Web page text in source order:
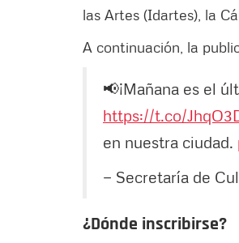
las Artes (Idartes), la
A continuación, la
📢¡Mañana es el
https://t.co/
en nuestra ciudad.
— Secretaría de
¿Dónde inscribirse?